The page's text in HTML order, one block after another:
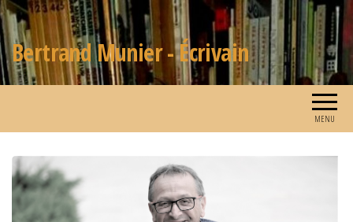
Écrivain Bertrand Munier
Bertrand Munier - Écrivain
MENU